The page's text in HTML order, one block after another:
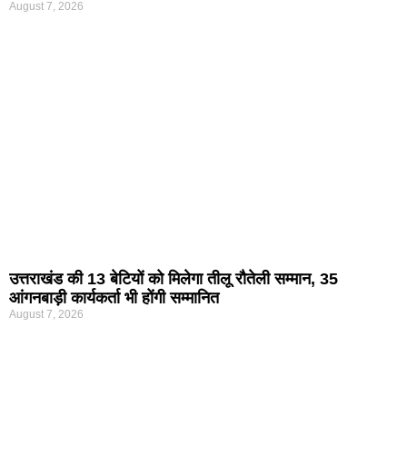
August 7, 2026
उत्तराखंड की 13 बेटियों को मिलेगा तीलू रौतेली सम्मान, 35
आंगनबाड़ी कार्यकर्ता भी होंगी सम्मानित
August 7, 2026